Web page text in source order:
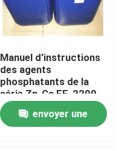
Manuel d'instructions
des agents
phosphatants de la
série Zn-Ca FF-2200
envoyer une